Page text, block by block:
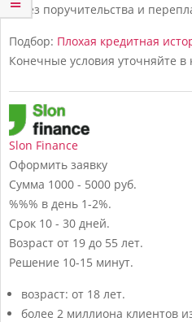
без поручительства и
Подбор: Плохая кредитная
Конечные условия уточняйте в
Slon Finance
Оформить заявку
Сумма 1000 - 5000 руб.
%%% в день 1-2%.
Срок 10 - 30 дней.
Возраст от 19 до 55 лет.
Решение 10-15 минут.
возраст: от 18 лет.
более 2 миллиона клиентов